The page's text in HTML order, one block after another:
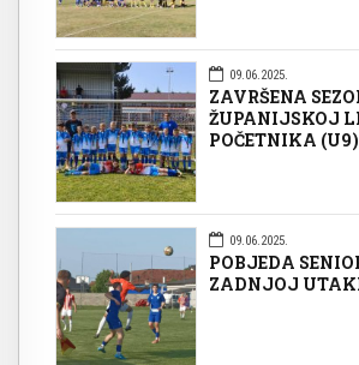
09.06.2025.
ZAVRŠENA
ŽUPANIJSKOJ
POČETNIKA (U9)
09.06.2025.
POBJEDA
ZADNJOJ